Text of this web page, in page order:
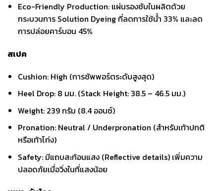
Eco-Friendly Production: แผ่นรองซับในผลิตด้วย
กระบวนการ Solution Dyeing ที่ลดการใช้น้ำ 33% และลด
การปล่อยคาร์บอน 45%
สเปค
Cushion: High (การซัพพอร์ตระดับสูงสุด)
Heel Drop: 8 มม. (Stack Height: 38.5 – 46.5 มม.)
Weight: 239 กรัม (8.4 ออนซ์)
Pronation: Neutral / Underpronation (สำหรับเท้าปกติ
หรือเท้าโก่ง)
Safety: มีแถบสะท้อนแสง (Reflective details) เพิ่มความ
ปลอดภัยเมื่อวิ่งในที่แสงน้อย